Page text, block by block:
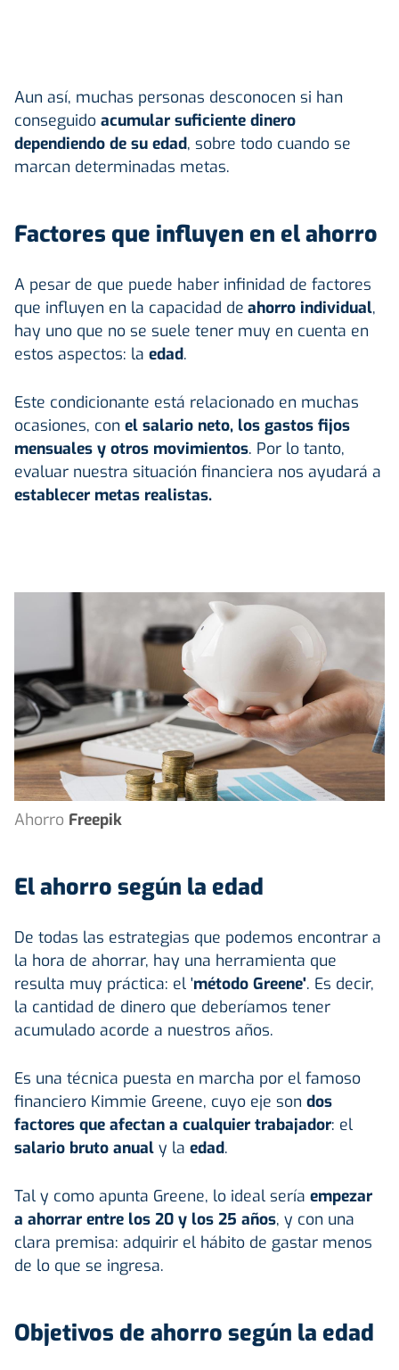
Aun así, muchas personas desconocen si han
conseguido acumular suficiente dinero
dependiendo de su edad, sobre todo cuando se
marcan determinadas metas.
Factores que influyen en el ahorro
A pesar de que puede haber infinidad de factores
que influyen en la capacidad de ahorro individual,
hay uno que no se suele tener muy en cuenta en
estos aspectos: la edad.
Este condicionante está relacionado en muchas
ocasiones, con el salario neto, los gastos fijos
mensuales y otros movimientos. Por lo tanto,
evaluar nuestra situación financiera nos ayudará a
establecer metas realistas.
Ahorro Freepik
El ahorro según la edad
De todas las estrategias que podemos encontrar a
la hora de ahorrar, hay una herramienta que
resulta muy práctica: el 'método Greene'. Es decir,
la cantidad de dinero que deberíamos tener
acumulado acorde a nuestros años.
Es una técnica puesta en marcha por el famoso
financiero Kimmie Greene, cuyo eje son dos
factores que afectan a cualquier trabajador: el
salario bruto anual y la edad.
Tal y como apunta Greene, lo ideal sería empezar
a ahorrar entre los 20 y los 25 años, y con una
clara premisa: adquirir el hábito de gastar menos
de lo que se ingresa.
Objetivos de ahorro según la edad